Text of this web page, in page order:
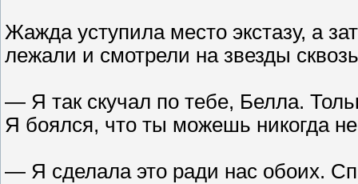
Жажда уступила место экстазу, а
лежали и смотрели на звезды
— Я так скучал по тебе, Белла.
Я боялся, что ты можешь никогда
— Я сделала это ради нас обоих.